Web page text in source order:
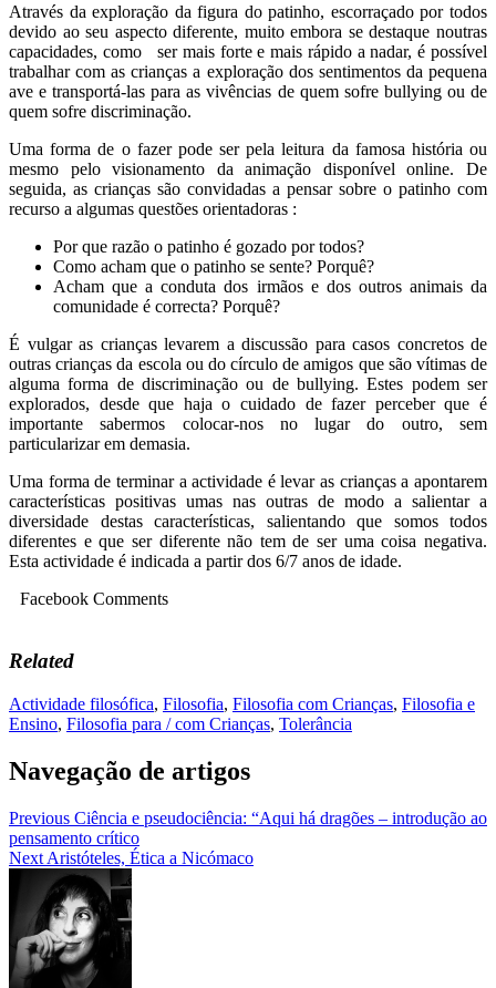
Através da exploração da figura do patinho, escorraçado por todos
devido ao seu aspecto diferente, muito embora se destaque noutras
capacidades, como ser mais forte e mais rápido a nadar, é possível
trabalhar com as crianças a exploração dos sentimentos da pequena
ave e transportá-las para as vivências de quem sofre bullying ou de
quem sofre discriminação.
Uma forma de o fazer pode ser pela leitura da famosa história ou
mesmo pelo visionamento da animação disponível online. De
seguida, as crianças são convidadas a pensar sobre o patinho com
recurso a algumas questões orientadoras :
Por que razão o patinho é gozado por todos?
Como acham que o patinho se sente? Porquê?
Acham que a conduta dos irmãos e dos outros animais da
comunidade é correcta? Porquê?
É vulgar as crianças levarem a discussão para casos concretos de
outras crianças da escola ou do círculo de amigos que são vítimas de
alguma forma de discriminação ou de bullying. Estes podem ser
explorados, desde que haja o cuidado de fazer perceber que é
importante sabermos colocar-nos no lugar do outro, sem
particularizar em demasia.
Uma forma de terminar a actividade é levar as crianças a apontarem
características positivas umas nas outras de modo a salientar a
diversidade destas características, salientando que somos todos
diferentes e que ser diferente não tem de ser uma coisa negativa.
Esta actividade é indicada a partir dos 6/7 anos de idade.
Facebook Comments
Related
Actividade filosófica, Filosofia, Filosofia com Crianças, Filosofia e
Ensino, Filosofia para / com Crianças, Tolerância
Navegação de artigos
Previous Ciência e pseudociência: “Aqui há dragões – introdução ao
pensamento crítico
Next Aristóteles, Ética a Nicómaco